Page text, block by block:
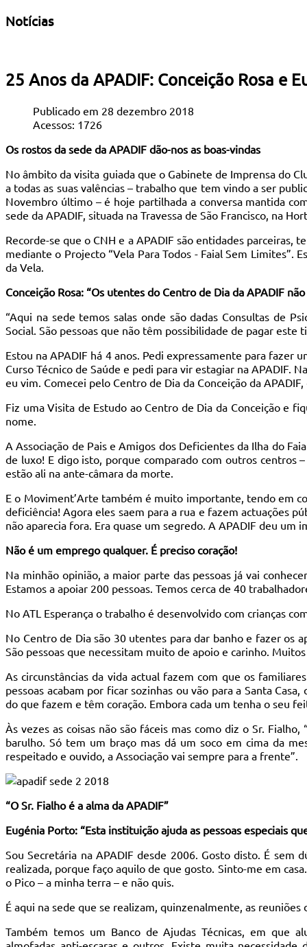
Notícias
25 Anos da APADIF: Conceição Rosa e
Publicado em 28 dezembro 2018
Acessos: 1726
Os rostos da sede da APADIF dão-nos as boas-vindas
No âmbito da visita guiada que o Gabinete de Imprensa do
a todas as suas valências – trabalho que tem vindo a ser
Novembro último – é hoje partilhada a conversa mantida
sede da APADIF, situada na Travessa de São Francisco, na
Recorde-se que o CNH e a APADIF são entidades
mediante o Projecto “Vela Para Todos - Faial Sem
da Vela.
Conceição Rosa: “Os utentes do Centro de Dia da APADIF
“Aqui na sede temos salas onde são dadas Consultas de
Social. São pessoas que não têm possibilidade de pagar este
Estou na APADIF há 4 anos. Pedi expressamente para fazer
Curso Técnico de Saúde e pedi para vir estagiar na APADIF.
eu vim. Comecei pelo Centro de Dia da Conceição da
Fiz uma Visita de Estudo ao Centro de Dia da Conceição e
nome.
A Associação de Pais e Amigos dos Deficientes da Ilha do
de luxo! E digo isto, porque comparado com outros centros
estão ali na ante-câmara da morte.
E o Moviment’Arte também é muito importante, tendo em
deficiência! Agora eles saem para a rua e fazem actuações
não aparecia fora. Era quase um segredo. A APADIF deu um
Não é um emprego qualquer. É preciso coração!
Na minhão opinião, a maior parte das pessoas já vai
Estamos a apoiar 200 pessoas. Temos cerca de 40
No ATL Esperança o trabalho é desenvolvido com crianças
No Centro de Dia são 30 utentes para dar banho e fazer os
São pessoas que necessitam muito de apoio e carinho.
As circunstâncias da vida actual fazem com que os
pessoas acabam por ficar sozinhas ou vão para a Santa
do que fazem e têm coração. Embora cada um tenha o seu
Às vezes as coisas não são fáceis mas como diz o Sr.
barulho. Só tem um braço mas dá um soco em cima da
respeitado e ouvido, a Associação vai sempre para a frente”.
“O Sr. Fialho é a alma da APADIF”
Eugénia Porto: “Esta instituição ajuda as pessoas especiais
Sou Secretária na APADIF desde 2006. Gosto disto. É
realizada, porque faço aquilo de que gosto. Sinto-me em
o Pico – a minha terra – e não quis.
É aqui na sede que se realizam, quinzenalmente, as reuniões
Também temos um Banco de Ajudas Técnicas, em que